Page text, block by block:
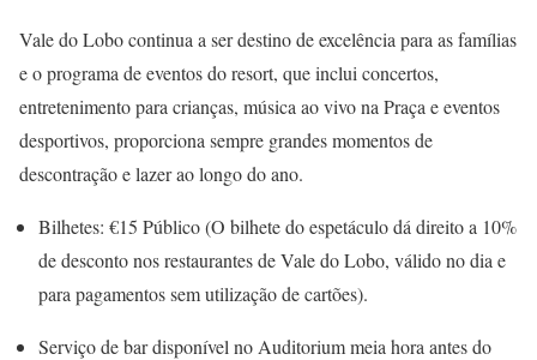
Vale do Lobo continua a ser destino de excelência para as famílias
e o programa de eventos do resort, que inclui concertos,
entretenimento para crianças, música ao vivo na Praça e eventos
desportivos, proporciona sempre grandes momentos de
descontração e lazer ao longo do ano.
Bilhetes: €15 Público (O bilhete do espetáculo dá direito a 10%
de desconto nos restaurantes de Vale do Lobo, válido no dia e
para pagamentos sem utilização de cartões).
Serviço de bar disponível no Auditorium meia hora antes do